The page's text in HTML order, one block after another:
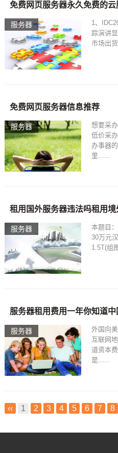
服务器
1、
踪演讲
市场出
服务器
免费网页服务器信息推荐
想要采
低价采
办事器
里......
服务器
本题目
30万元
1.5T(组
服务器
外国向
互联网
道资本
是......
‹‹ 1 2 3 4 5 6 7 8